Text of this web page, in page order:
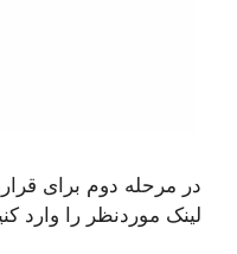
در مرحله دوم برای
لینک موردنظر را وارد